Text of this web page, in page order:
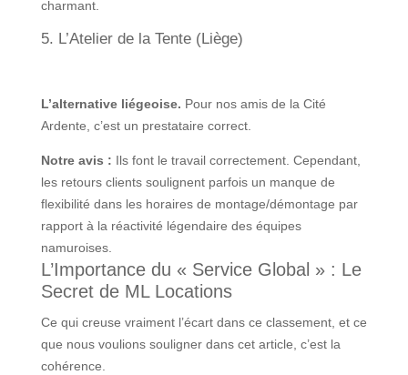
charmant.
5. L’Atelier de la Tente (Liège)
L’alternative liégeoise. Pour nos amis de la Cité
Ardente, c’est un prestataire correct.
Notre avis : Ils font le travail correctement. Cependant,
les retours clients soulignent parfois un manque de
flexibilité dans les horaires de montage/démontage par
rapport à la réactivité légendaire des équipes
namuroises.
L’Importance du « Service Global » : Le
Secret de ML Locations
Ce qui creuse vraiment l’écart dans ce classement, et ce
que nous voulions souligner dans cet article, c’est la
cohérence.